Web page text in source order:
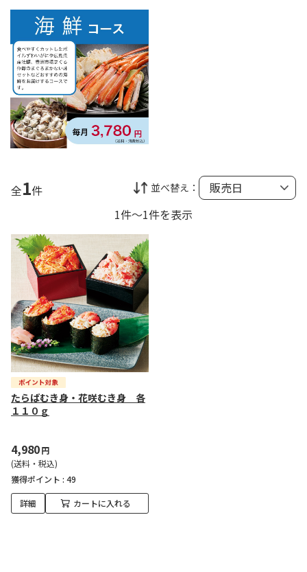
全1件 並べ替え：
1件～1件を表示
たらばむき身・花咲むき身 各
１１０ｇ
4,980円
(送料・税込)
獲得ポイント : 49
詳細 カートに入れる